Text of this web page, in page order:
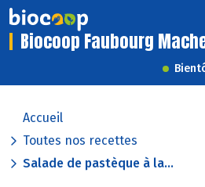
Biocoop Faubourg
Accueil
Toutes nos recettes
Salade de pastèque à la...